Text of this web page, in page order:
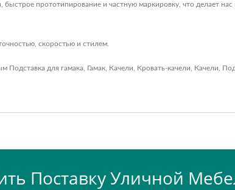
прототипирование и частную маркировку, что делает
скоростью и стилем.
Подставка для гамака Гамак Качели Кровать-качели Качели
Поставку Уличной